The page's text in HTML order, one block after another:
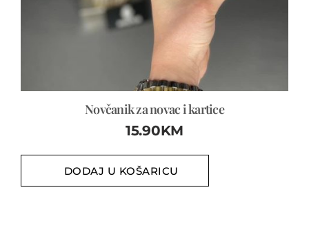
Novčanik za novac i kartice
15.90KM
DODAJ U KOŠARICU